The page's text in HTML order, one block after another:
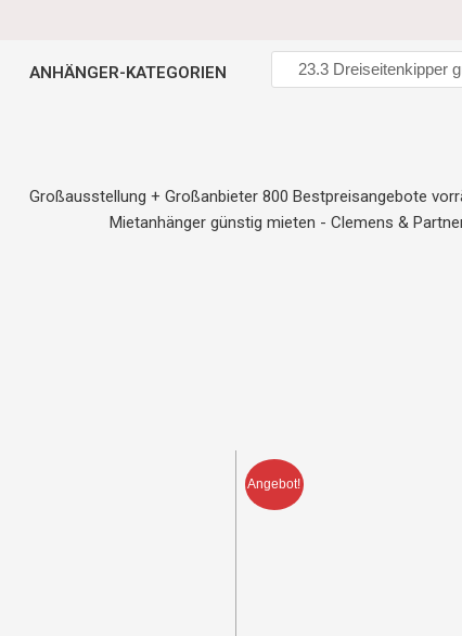
ANHÄNGER-KATEGORIEN
Großausstellung + Großanbieter 800 Bestpreisangebote
Mietanhänger günstig mieten - Clemens &
Angebot!